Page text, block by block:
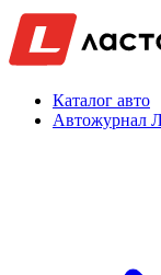
Каталог авто
Автожурнал